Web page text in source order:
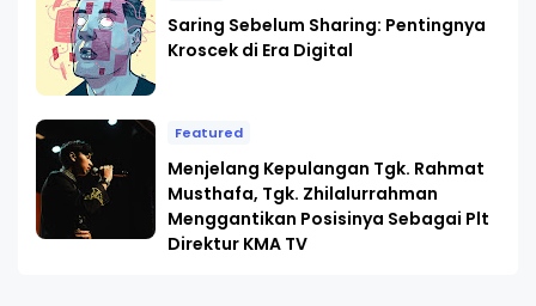
Saring Sebelum Sharing: Pentingnya
Kroscek di Era Digital
Featured
Menjelang Kepulangan Tgk. Rahmat
Musthafa, Tgk. Zhilalurrahman
Menggantikan Posisinya Sebagai Plt
Direktur KMA TV